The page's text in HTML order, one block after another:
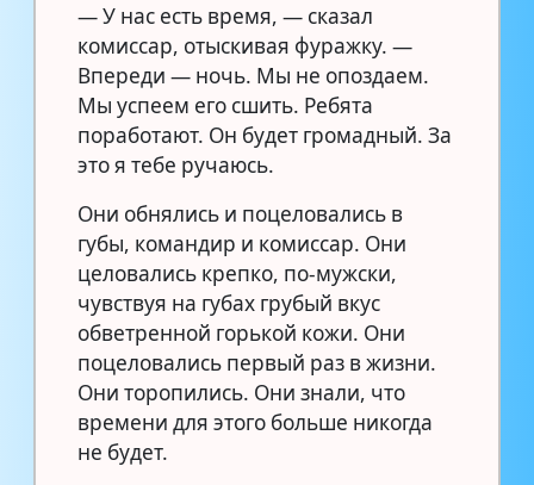
— У нас есть время, — сказал
комиссар, отыскивая фуражку. —
Впереди — ночь. Мы не опоздаем.
Мы успеем его сшить. Ребята
поработают. Он будет громадный. За
это я тебе ручаюсь.
Они обнялись и поцеловались в
губы, командир и комиссар. Они
целовались крепко, по-мужски,
чувствуя на губах грубый вкус
обветренной горькой кожи. Они
поцеловались первый раз в жизни.
Они торопились. Они знали, что
времени для этого больше никогда
не будет.